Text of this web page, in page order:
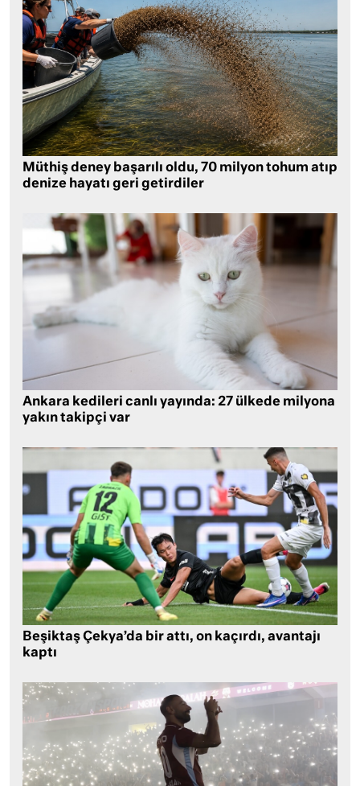
Müthiş deney başarılı oldu, 70 milyon tohum atıp
denize hayatı geri getirdiler
Ankara kedileri canlı yayında: 27 ülkede milyona
yakın takipçi var
Beşiktaş Çekya’da bir attı, on kaçırdı, avantajı
kaptı